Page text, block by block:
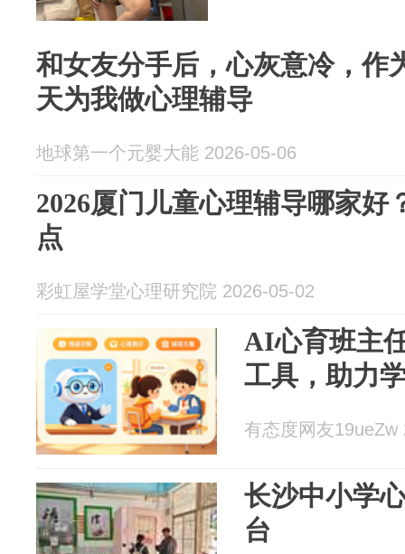
和女友分手后，心灰意冷，作
天为我做心理辅导
地球第一个元婴大能 2026-05-06
2026厦门儿童心理辅导哪家好
点
彩虹屋学堂心理研究院 2026-05-02
AI心育班主
工具，助力
有态度网友19ueZw
长沙中小学
台